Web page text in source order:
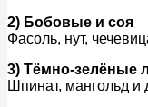
2) Бобовые и соя
Фасоль, нут,
3) Тёмно-зелёные
Шпинат, мангольд и